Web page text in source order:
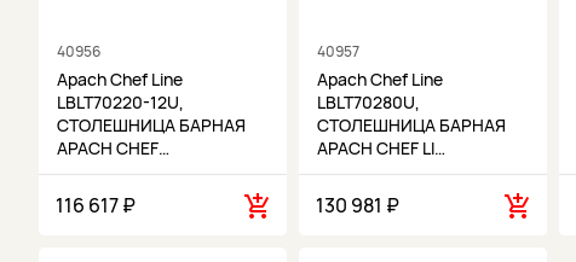
40956
Apach Chef Line
LBLT70220-12U,
СТОЛЕШНИЦА БАРНАЯ
APACH CHEF…
116 617 ₽
40957
Apach Chef Line
LBLT70280U,
СТОЛЕШНИЦА БАРНАЯ
APACH CHEF LI…
130 981 ₽